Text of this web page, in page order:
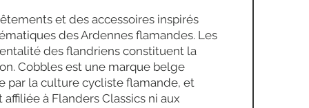
et des accessoires inspirés
des Ardennes flamandes. Les
des flandriens constituent la
Cobbles est une marque belge
par la culture cycliste flamande, et
affiliée à Flanders Classics ni aux